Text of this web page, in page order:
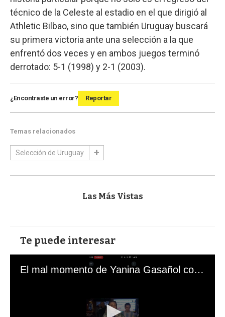
técnico de la Celeste al estadio en el que dirigió al
Athletic Bilbao, sino que también Uruguay buscará
su primera victoria ante una selección a la que
enfrentó dos veces y en ambos juegos terminó
derrotado: 5-1 (1998) y 2-1 (2003).
¿Encontraste un error? Reportar
Temas relacionados
Selección de Uruguay
Las Más Vistas
Te puede interesar
El mal momento de Yanina Gasañol con un hincha argentino en "Subrayado"